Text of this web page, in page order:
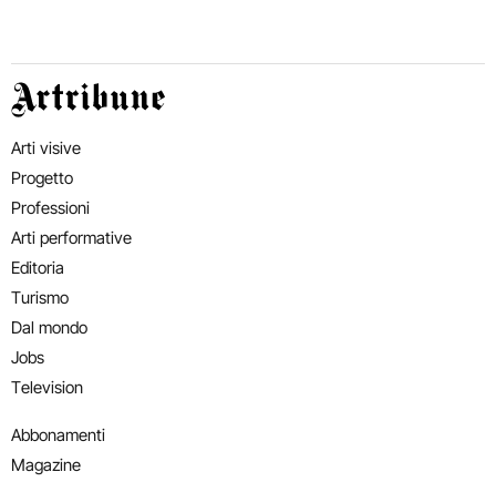
Artribune
Arti visive
Progetto
Professioni
Arti performative
Editoria
Turismo
Dal mondo
Jobs
Television
Abbonamenti
Magazine